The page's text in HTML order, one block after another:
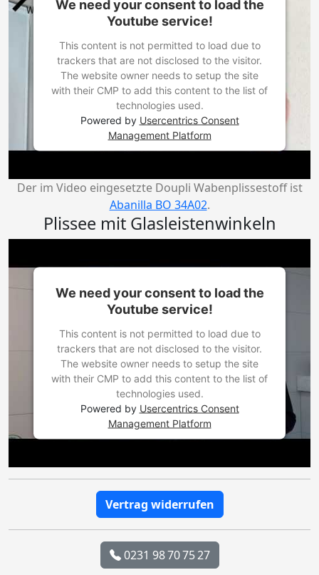
We need your consent to load the
Youtube service!
This content is not permitted to load due to
trackers that are not disclosed to the visitor.
The website owner needs to setup the site
with their CMP to add this content to the list of
technologies used.
Powered by Usercentrics Consent
Management Platform
Der im Video eingesetzte Doupli Wabenplissestoff ist
Abanilla BO 34A02.
Plissee mit Glasleistenwinkeln
We need your consent to load the
Youtube service!
This content is not permitted to load due to
trackers that are not disclosed to the visitor.
The website owner needs to setup the site
with their CMP to add this content to the list of
technologies used.
Powered by Usercentrics Consent
Management Platform
Vertrag widerrufen
0231 98 70 75 27